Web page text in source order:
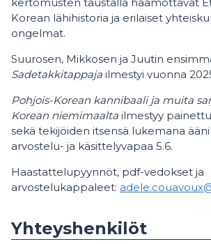
Korean lähihistoria ja erilaiset
ongelmat.
Suurosen, Mikkosen ja Juutin
Sadetakkitappaja ilmestyi vuonna
Pohjois-Korean kannibaali ja muita
Korean niemimaalta ilmestyy
sekä tekijöiden itsensä lukemana
arvostelu- ja käsittelyvapaa 5.6.
Haastattelupyynnöt, pdf-vedokset ja
arvostelukappaleet:
Yhteyshenkilöt